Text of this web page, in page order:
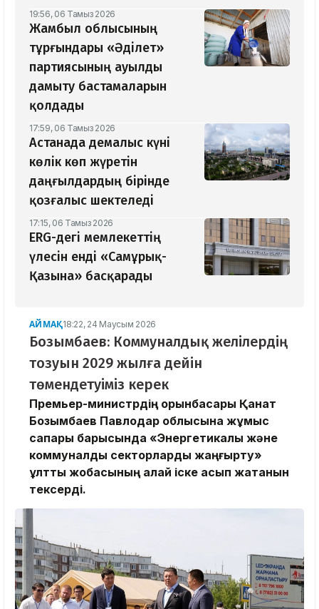
19:56, 06 Тамыз 2026
Жамбыл облысының
тұрғындары «Әділет»
партиясының ауылды
дамыту бастамаларын
қолдады
17:59, 06 Тамыз 2026
Астанада демалыс күні
көлік көп жүретін
даңғылдардың бірінде
қозғалыс шектеледі
17:15, 06 Тамыз 2026
ERG-дегі мемлекеттің
үлесін енді «Самұрық-
Қазына» басқарады
АЙМАҚ18:22, 24 Маусым 2026
Бозымбаев: Коммуналдық желілердің
тозуын 2029 жылға дейін
төмендетуіміз керек
Премьер-министрдің орынбасары Қанат
Бозымбаев Павлодар облысына жұмыс
сапары барысында «Энергетикалық және
коммуналдық секторларды жаңғырту»
ұлттық жобасының қалай іске асып жатқанын
тексерді.